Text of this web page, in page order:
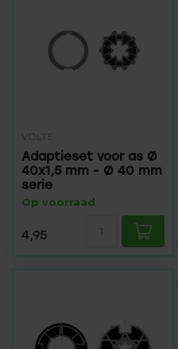
VOLTE
Adaptieset voor as Ø
40x1,5 mm - Ø 40 mm
serie
Op voorraad
4,95